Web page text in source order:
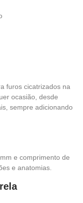
furos cicatrizados na
ocasião, desde
sempre adicionando
e comprimento de
e anatomias.